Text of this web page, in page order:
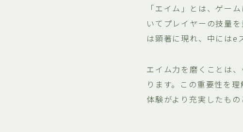
「エイム」とは、ゲー
いてプレイヤーの技量
は顕著に現れ、中にはe
エイム力を磨くことは
ります。この重要性を
体験がより充実したもの